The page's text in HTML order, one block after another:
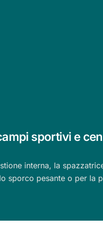
sportivi e
interna, la
sporco pesante o per la